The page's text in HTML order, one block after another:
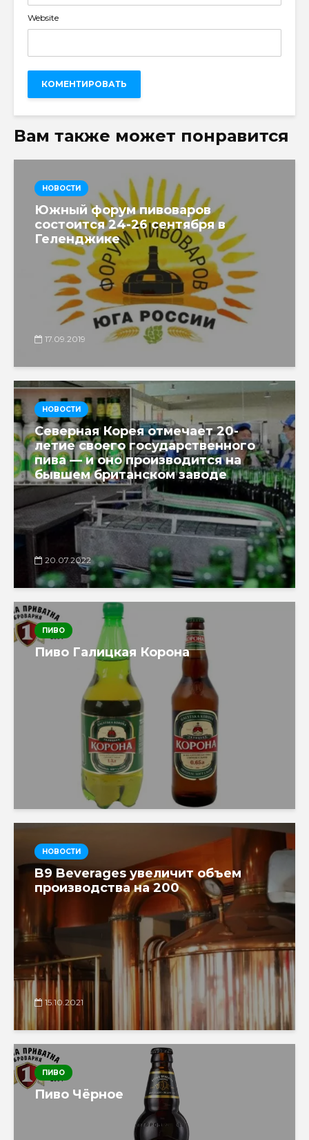
Website
Вам также может понравится
НОВОСТИ
Южный форум пивоваров
состоится 24-26 сентября в
Геленджике
17.09.2019
НОВОСТИ
Северная Корея отмечает 20-
летие своего государственного
пива — и оно производится на
бывшем британском заводе
20.07.2022
ПИВО
Пиво Галицкая Корона
НОВОСТИ
B9 Beverages увеличит объем
производства на 200
15.10.2021
ПИВО
Пиво Чёрное